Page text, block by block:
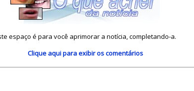
espaço é para você aprimorar a notícia, completando-a.
Clique aquipara exibir os comentários